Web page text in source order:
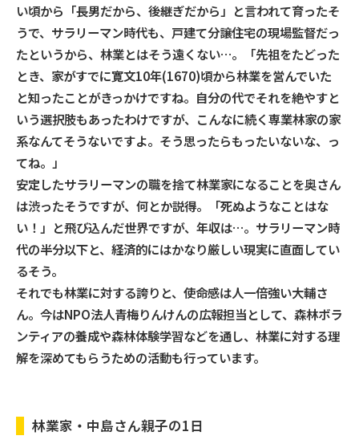
い頃から「長男だから、後継ぎだから」と言われて育ったそ
うで、サラリーマン時代も、戸建て分譲住宅の現場監督だっ
たというから、林業とはそう遠くない…。「先祖をたどった
とき、家がすでに寛文10年(1670)頃から林業を営んでいた
と知ったことがきっかけですね。自分の代でそれを絶やすと
いう選択肢もあったわけですが、こんなに続く専業林家の家
系なんてそうないですよ。そう思ったらもったいないな、っ
てね。」
安定したサラリーマンの職を捨て林業家になることを奥さん
は渋ったそうですが、何とか説得。「死ぬようなことはな
い！」と飛び込んだ世界ですが、年収は…。サラリーマン時
代の半分以下と、経済的にはかなり厳しい現実に直面してい
るそう。
それでも林業に対する誇りと、使命感は人一倍強い大輔さ
ん。今はNPO法人青梅りんけんの広報担当として、森林ボラ
ンティアの養成や森林体験学習などを通し、林業に対する理
解を深めてもらうための活動も行っています。
林業家・中島さん親子の1日